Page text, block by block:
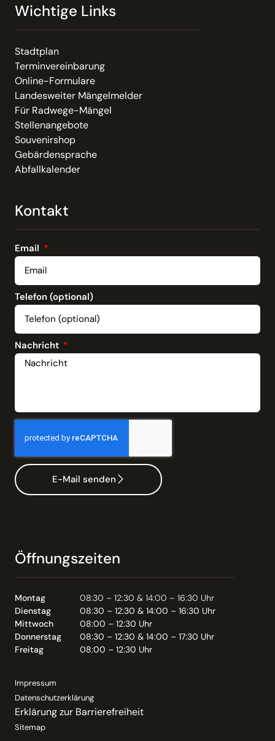
Wichtige Links
Stadtplan
Terminvereinbarung
Online-Formulare
Landesweiter Mängelmelder
Für Radwege-Mängel
Stellenangebote
Souvenirshop
Gebärdensprache
Abfallkalender
Kontakt
Email
Telefon (optional)
Nachricht
E-Mail senden
Öffnungszeiten
Montag
08:30 – 12:30 & 14:00 – 16:30 Uhr
Dienstag
08:30 – 12:30 & 14:00 – 16:30 Uhr
Mittwoch
08:00 – 12:30 Uhr
Donnerstag
08:30 – 12:30 & 14:00 – 17:30 Uhr
Freitag
08:00 – 12:30 Uhr
Impressum
Datenschutzerklärung
Erklärung zur Barrierefreiheit
Sitemap